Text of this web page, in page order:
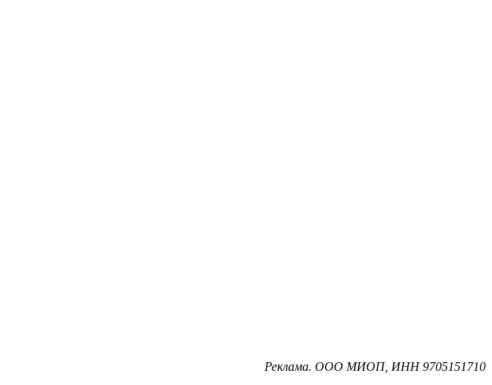
Реклама. ООО МИОП, ИНН 9705151710